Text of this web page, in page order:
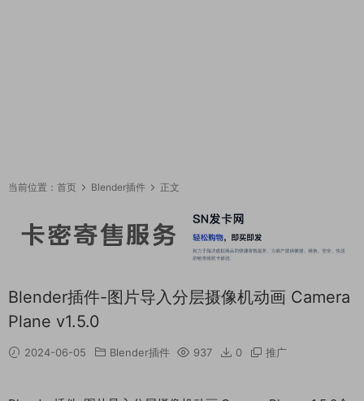
当前位置： 首页 Blender插件 正文
Blender插件-图片导入分层摄像机动画 Camera
Plane v1.5.0
2024-06-05 Blender插件 937 0 推广